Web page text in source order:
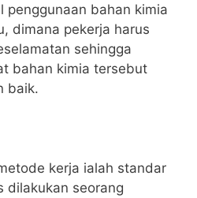
penggunaan bahan kimia
dimana pekerja harus
sehingga
bahan kimia tersebut
baik.
kerja ialah standar
dilakukan seorang